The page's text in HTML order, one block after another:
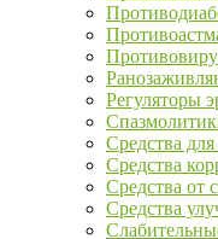
Регуляторы
Средства
Средства
Средства от
Средства